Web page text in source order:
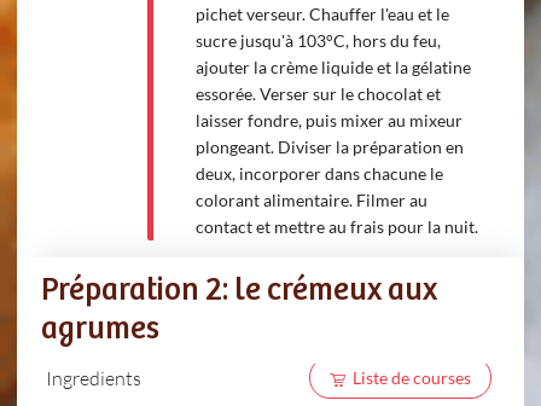
pichet verseur. Chauffer l'eau et le
sucre jusqu'à 103°C, hors du feu,
ajouter la crème liquide et la gélatine
essorée. Verser sur le chocolat et
laisser fondre, puis mixer au mixeur
plongeant. Diviser la préparation en
deux, incorporer dans chacune le
colorant alimentaire. Filmer au
contact et mettre au frais pour la nuit.
Préparation 2: le crémeux aux
agrumes
Ingredients Liste de courses